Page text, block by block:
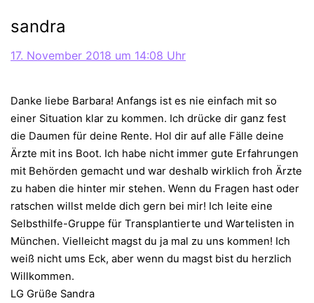
sandra
17. November 2018 um 14:08 Uhr
Danke liebe Barbara! Anfangs ist es nie einfach mit so
einer Situation klar zu kommen. Ich drücke dir ganz fest
die Daumen für deine Rente. Hol dir auf alle Fälle deine
Ärzte mit ins Boot. Ich habe nicht immer gute Erfahrungen
mit Behörden gemacht und war deshalb wirklich froh Ärzte
zu haben die hinter mir stehen. Wenn du Fragen hast oder
ratschen willst melde dich gern bei mir! Ich leite eine
Selbsthilfe-Gruppe für Transplantierte und Wartelisten in
München. Vielleicht magst du ja mal zu uns kommen! Ich
weiß nicht ums Eck, aber wenn du magst bist du herzlich
Willkommen.
LG Grüße Sandra